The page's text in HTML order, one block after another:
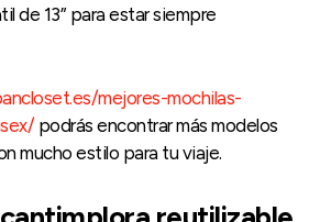
de 13” para estar siempre
mejores-mochilas-
podrás encontrar más modelos
mucho estilo para tu viaje.